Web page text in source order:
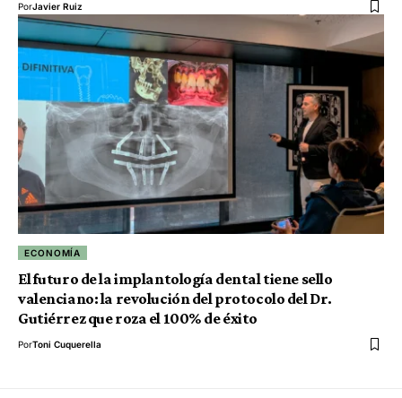
PorJavier Ruiz
ECONOMÍA
El futuro de la implantología dental tiene sello
valenciano: la revolución del protocolo del Dr.
Gutiérrez que roza el 100% de éxito
PorToni Cuquerella